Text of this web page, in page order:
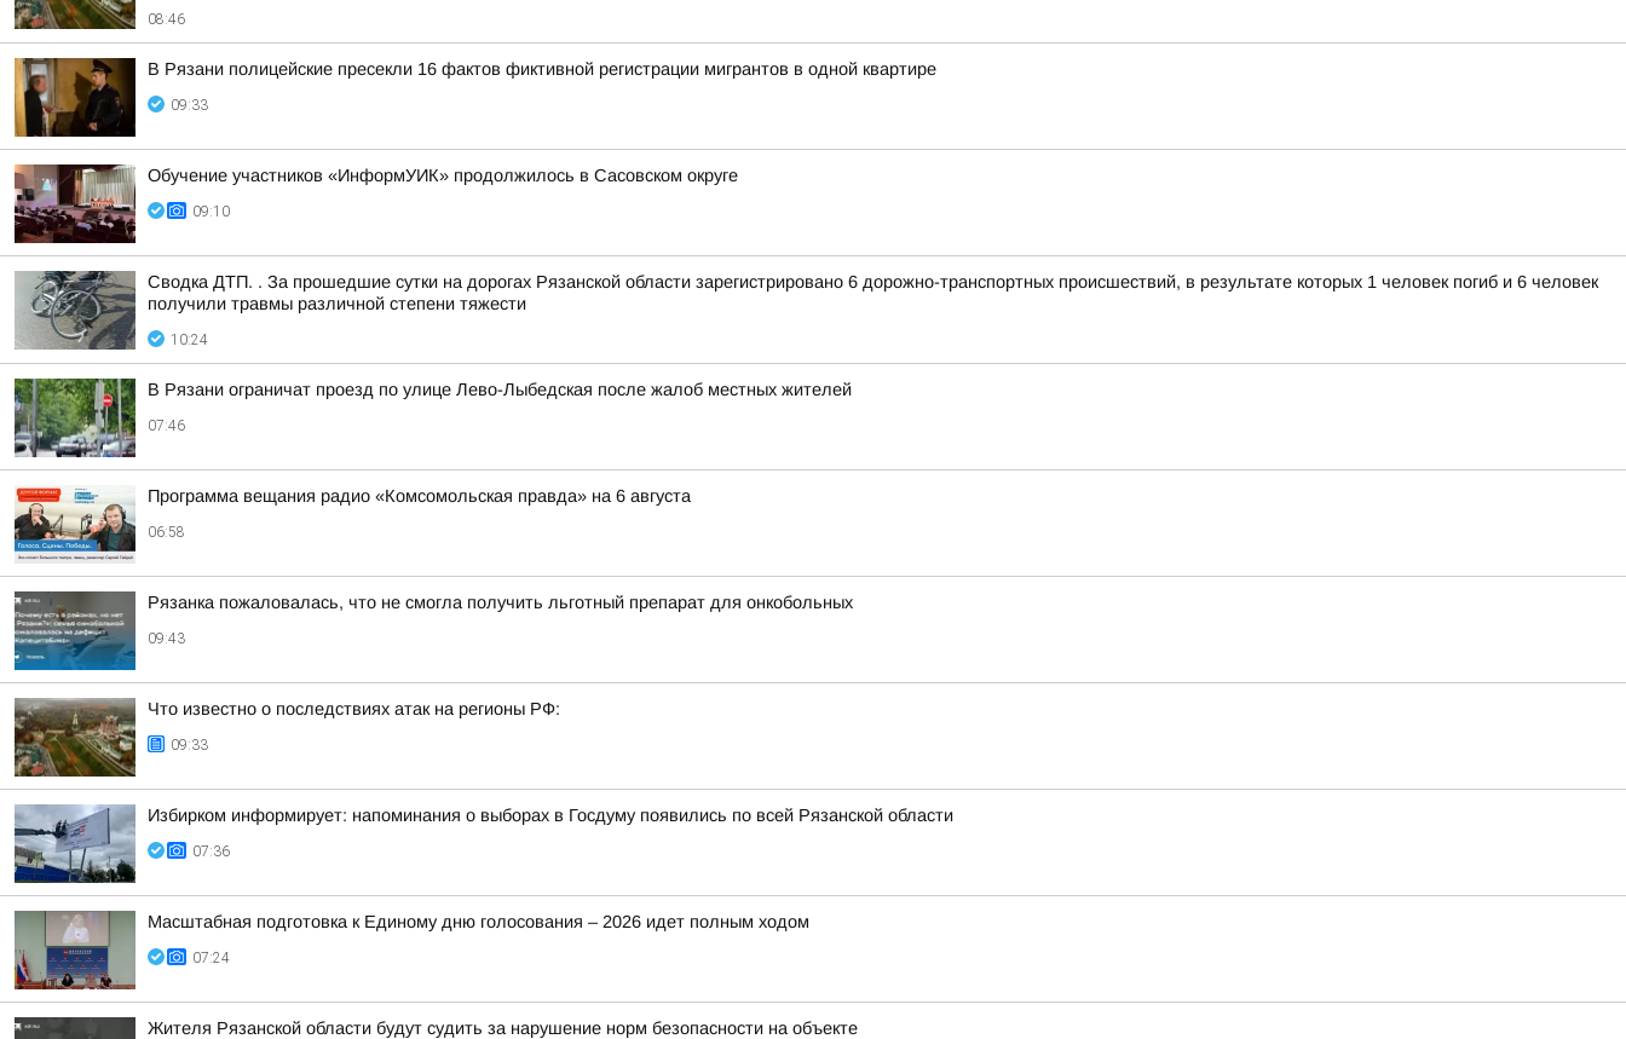
08:46
В Рязани полицейские пресекли 16 фактов фиктивной регистрации мигрантов в одной квартире
09:33
Обучение участников «ИнформУИК» продолжилось в Сасовском округе
09:10
Сводка ДТП. . За прошедшие сутки на дорогах Рязанской области зарегистрировано 6 дорожно-транспортных происшествий, в результате которых 1 человек погиб и 6 человек
получили травмы различной степени тяжести
10:24
В Рязани ограничат проезд по улице Лево-Лыбедская после жалоб местных жителей
07:46
Программа вещания радио «Комсомольская правда» на 6 августа
06:58
Рязанка пожаловалась, что не смогла получить льготный препарат для онкобольных
09:43
Что известно о последствиях атак на регионы РФ:
09:33
Избирком информирует: напоминания о выборах в Госдуму появились по всей Рязанской области
07:36
Масштабная подготовка к Единому дню голосования – 2026 идет полным ходом
07:24
Жителя Рязанской области будут судить за нарушение норм безопасности на объекте